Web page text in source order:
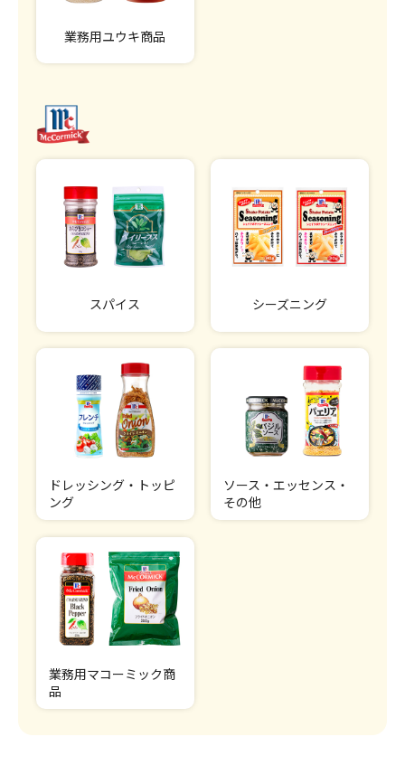
業務用ユウキ商品
スパイス シーズニング
ドレッシング・トッピ
ング
ソース・エッセンス・
その他
業務用マコーミック商
品